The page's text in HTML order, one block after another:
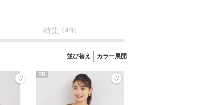
特集 (4件)
並び替え カラー展開
PR